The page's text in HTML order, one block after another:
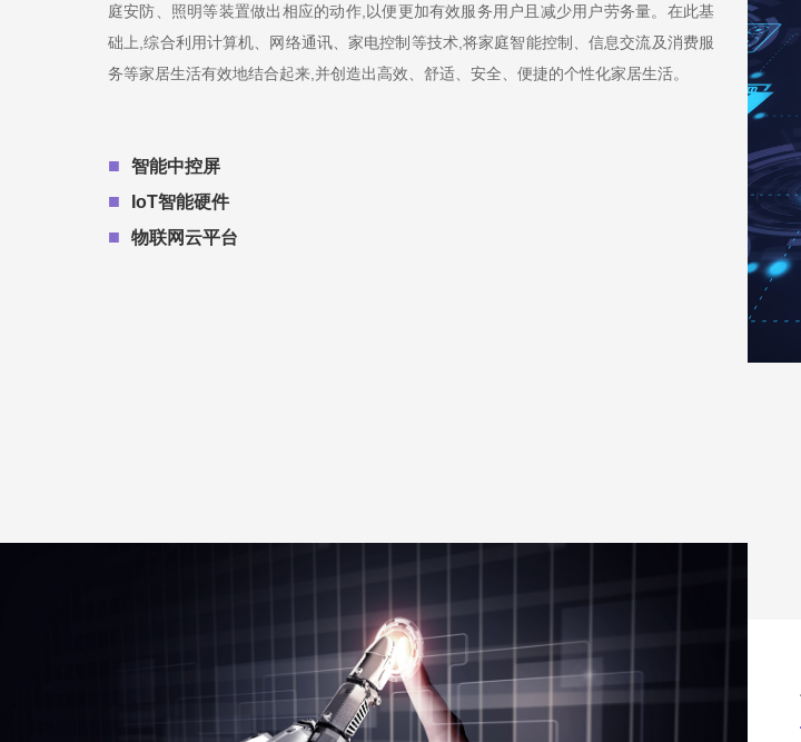
庭安防、照明等装置做出相应的动作,以便更加有效服务用户且减少用户劳务量。在此基
础上,综合利用计算机、网络通讯、家电控制等技术,将家庭智能控制、信息交流及消费服
务等家居生活有效地结合起来,并创造出高效、舒适、安全、便捷的个性化家居生活。
■ 智能中控屏
■ IoT智能硬件
■ 物联网云平台